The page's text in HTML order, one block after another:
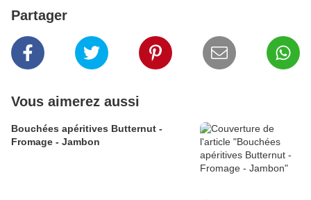
Partager
Vous aimerez aussi
Bouchées apéritives Butternut -
Fromage - Jambon